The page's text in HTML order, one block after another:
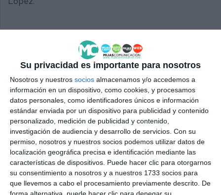
Su privacidad es importante para nosotros
Nosotros y nuestros socios almacenamos y/o accedemos a
información en un dispositivo, como cookies, y procesamos
datos personales, como identificadores únicos e información
estándar enviada por un dispositivo para publicidad y contenido
personalizado, medición de publicidad y contenido,
investigación de audiencia y desarrollo de servicios. Con su
permiso, nosotros y nuestros socios podemos utilizar datos de
localización geográfica precisa e identificación mediante las
características de dispositivos. Puede hacer clic para otorgarnos
su consentimiento a nosotros y a nuestros 1733 socios para
que llevemos a cabo el procesamiento previamente descrito. De
Comparte esta noticia desde el siguiente enlace:
https://mijascom.com/?a=35782
PEÑA SANTANA DONATIVO AFA MIJAS